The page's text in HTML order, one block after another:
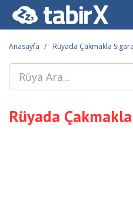
Anasayfa Rüyada Çakmakla
Rüyada